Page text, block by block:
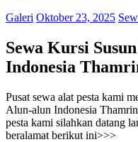
Galeri Oktober 23, 2025
Sewa Kursi
Indonesia
Pusat sewa alat pesta kami
Alun-alun Indonesia
pesta kami silahkan datang
beralamat berikut ini>>>